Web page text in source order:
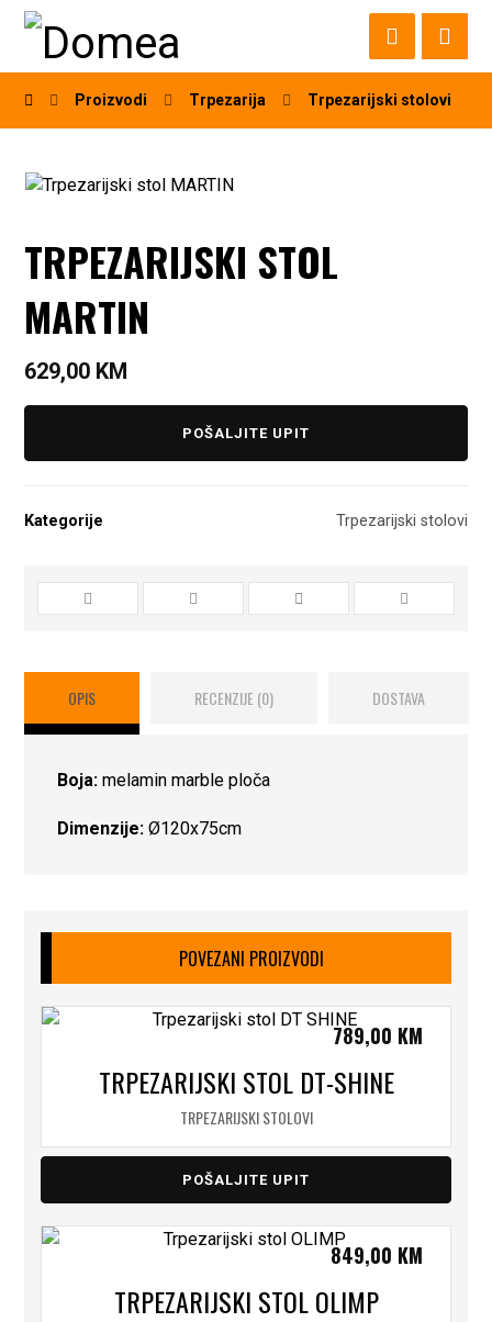
Proizvodi Trpezarija Trpezarijski stolovi
TRPEZARIJSKI STOL
MARTIN
629,00 KM
POŠALJITE UPIT
Kategorije Trpezarijski stolovi
OPIS RECENZIJE (0) DOSTAVA
Boja:melamin marble ploča
Dimenzije:Ø120x75cm
POVEZANI PROIZVODI
TRPEZARIJSKI STOL DT-SHINE
TRPEZARIJSKI STOLOVI
789,00 KM
POŠALJITE UPIT
TRPEZARIJSKI STOL OLIMP
849,00 KM